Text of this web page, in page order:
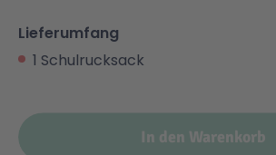
Lieferumfang
1 Schulrucksack
In den Warenkorb